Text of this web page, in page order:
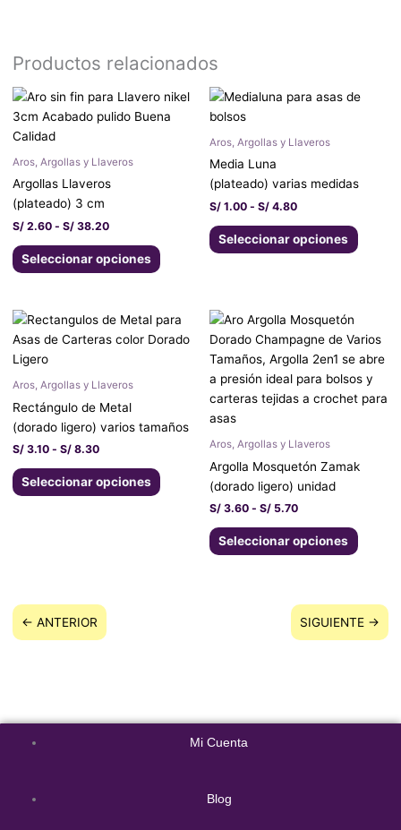
Productos relacionados
Aros, Argollas y Llaveros
Argollas Llaveros
(plateado) 3 cm
S/2.60 - S/38.20
Rango
de
precios:
hasta
S/ 38.20
Seleccionar opciones
Este
producto
opciones
pueden
página
Aros, Argollas y Llaveros
Media Luna
(plateado) varias medidas
S/ 1.00 - S/ 4.80
Rango
de
S/ 1.00
S/ 4.80
Seleccionar opciones
Este
se
pueden
página
de
Aros, Argollas y Llaveros
Rectángulo de Metal
(dorado ligero) varios tamaños
S/3.10 - S/8.30
Rango
precios:
hasta
S/ 8.30
Seleccionar opciones
Este
producto
múltiples
variantes.
opciones
pueden
Aros, Argollas y Llaveros
Argolla Mosquetón Zamak
(dorado ligero) unidad
S/ 3.60 - S/ 5.70
Rango
precios:
desde
S/ 3.60
hasta
S/ 5.70
Seleccionar opciones
tiene
la
página
← ANTERIOR
SIGUIENTE →
Mi Cuenta
Blog